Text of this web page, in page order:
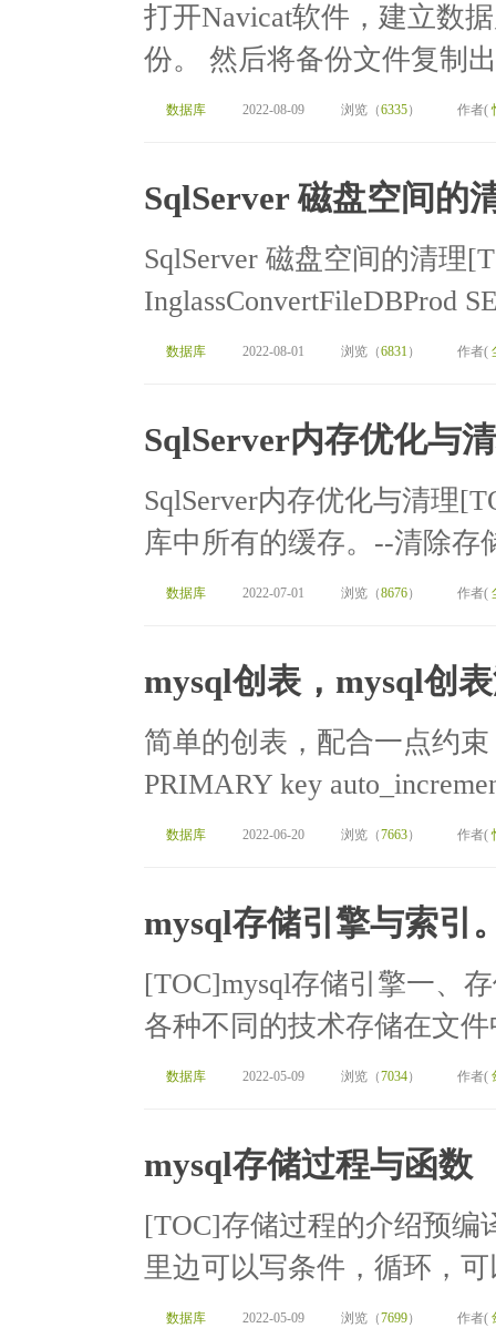
打开Navicat软件，建立数
份。 然后将备份文件复制
数据库 2022-08-09 浏览（6335） 作者(
SqlServer 磁盘空间的
SqlServer 磁盘空间的清理
InglassConvertFileDBProd
数据库 2022-08-01 浏览（6831） 作者(
SqlServer内存优化与
SqlServer内存优化与清理
库中所有的缓存。--清除存
数据库 2022-07-01 浏览（8676） 作者(
mysql创表，mysql创
简单的创表，配合一点约束
PRIMARY key
数据库 2022-06-20 浏览（7663） 作者(
mysql存储引擎与索引
[TOC]mysql存储引擎一、
各种不同的技术存储在文
数据库 2022-05-09 浏览（7034） 作者(
mysql存储过程与函数
[TOC]存储过程的介绍预编
里边可以写条件，循环，
数据库 2022-05-09 浏览（7699） 作者(